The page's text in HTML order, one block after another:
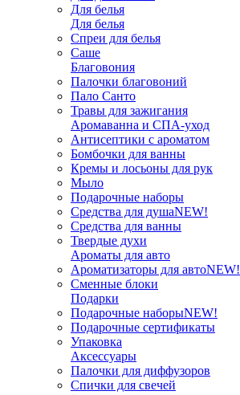
Для белья
Для белья
Спреи для белья
Саше
Благовония
Палочки благовоний
Пало Санто
Травы для зажигания
Аромаванна и СПА-уход
Антисептики с ароматом
Бомбочки для ванны
Кремы и лосьоны для рук
Мыло
Подарочные наборы
Средства для душаNEW!
Средства для ванны
Твердые духи
Ароматы для авто
Ароматизаторы для автоNEW!
Сменные блоки
Подарки
Подарочные наборыNEW!
Подарочные сертификаты
Упаковка
Аксессуары
Палочки для диффузоров
Спички для свечей